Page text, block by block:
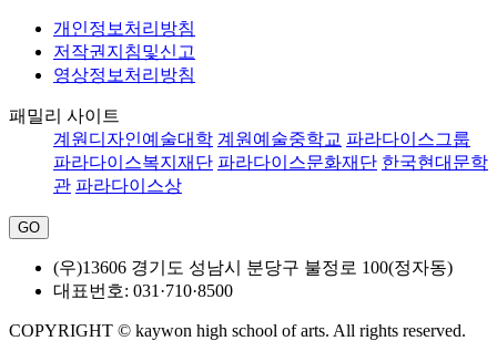
개인정보처리방침
저작권지침및신고
영상정보처리방침
패밀리 사이트
계원디자인예술대학 계원예술중학교 파라다이스그룹
파라다이스복지재단 파라다이스문화재단 한국현대문학
관 파라다이스상
(우)13606 경기도 성남시 분당구 불정로 100(정자동)
대표번호: 031·710·8500
COPYRIGHT © kaywon high school of arts. All rights reserved.